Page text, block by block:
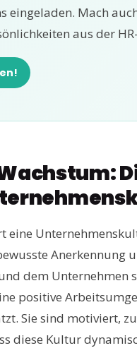
eingeladen. Mach
aus der
eine
Anerkennung
dem Unternehmen
positive
Sie sind motiviert,
diese Kultur